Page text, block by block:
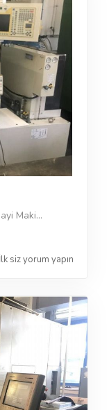
Maki...
İlk siz yorum yapın